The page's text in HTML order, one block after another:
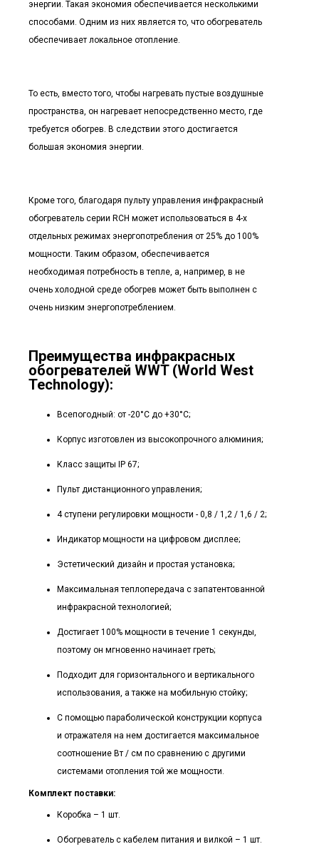
энергии. Такая экономия обеспечивается несколькими
способами. Одним из них является то, что обогреватель
обеспечивает локальное отопление.
То есть, вместо того, чтобы нагревать пустые воздушные
пространства, он нагревает непосредственно место, где
требуется обогрев. В следствии этого достигается
большая экономия энергии.
Кроме того, благодаря пульту управления инфракрасный
обогреватель серии RCH может использоваться в 4-х
отдельных режимах энергопотребления от 25% до 100%
мощности. Таким образом, обеспечивается
необходимая потребность в тепле, а, например, в не
очень холодной среде обогрев может быть выполнен с
очень низким энергопотреблением.
Преимущества инфракрасных
обогревателей WWT (World West
Technology):
Всепогодный: от -20°C до +30°C;
Корпус изготовлен из высокопрочного алюминия;
Класс защиты IP 67;
Пульт дистанционного управления;
4 ступени регулировки мощности - 0,8 / 1,2 / 1,6 / 2;
Индикатор мощности на цифровом дисплее;
Эстетический дизайн и простая установка;
Максимальная теплопередача с запатентованной
инфракрасной технологией;
Достигает 100% мощности в течение 1 секунды,
поэтому он мгновенно начинает греть;
Подходит для горизонтального и вертикального
использования, а также на мобильную стойку;
С помощью параболической конструкции корпуса
и отражателя на нем достигается максимальное
соотношение Вт / см по сравнению с другими
системами отопления той же мощности.
Комплект поставки:
Коробка – 1 шт.
Обогреватель с кабелем питания и вилкой – 1 шт.